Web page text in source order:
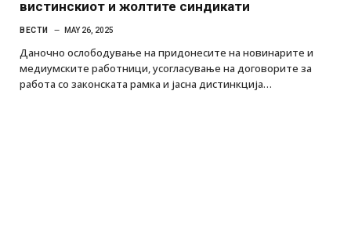
вистинскиот и жолтите синдикати
ВЕСТИ MAY 26, 2025
Даночно ослободување на придонесите на новинарите и
медиумските работници, усогласување на договорите за
работа со законската рамка и јасна дистинкција…